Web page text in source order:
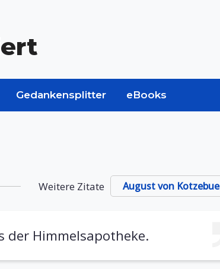
Gedankensplitter eBooks
Weitere Zitate August von Kotzebue
der Himmelsapotheke.